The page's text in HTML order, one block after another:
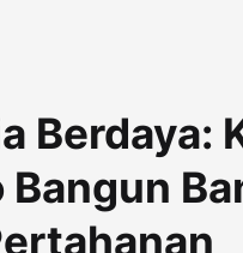
Berdaya:
Bangun